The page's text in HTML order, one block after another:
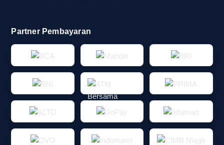
Partner Pembayaran